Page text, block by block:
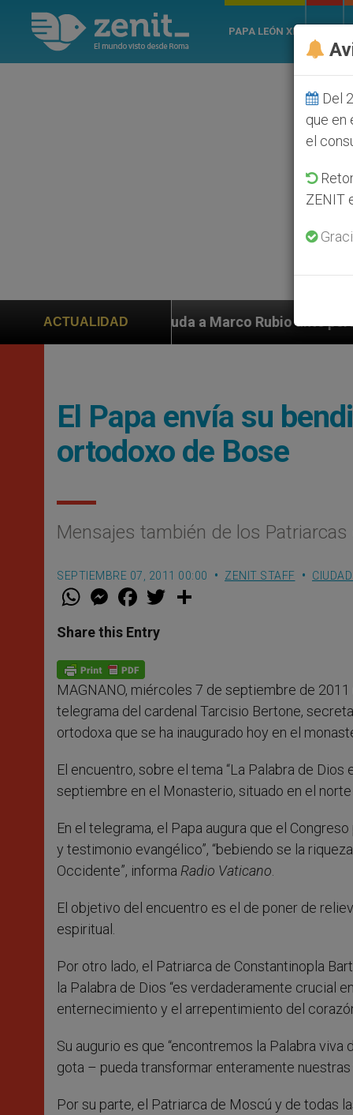
PAPA LEÓN XIV
ACTUALIDAD
ayuda a Marco Rubio ante persecución de colonos
El Papa envía su
ortodoxo de Bose
Mensajes también de los
SEPTIEMBRE 07, 2011 00:00 ZENIT STAFF
W
t
s
p
p
M
e
s
e
g
e
r
F
a
e
b
o
k
w
Share this Entry
MAGNANO, miércoles 7 de septiembre de 2011
telegrama del cardenal Tarcisio Bertone,
ortodoxa que se ha inaugurado hoy en el
El encuentro, sobre el tema “La Palabra de
septiembre en el Monasterio, situado en el norte
En el telegrama, el Papa augura que el
y testimonio evangélico”, “bebiendo se la
Occidente”, informa Radio Vaticano.
El objetivo del encuentro es el de poner de
espiritual.
Por otro lado, el Patriarca de Constantinopla
la Palabra de Dios “es verdaderamente crucial
enternecimiento y el arrepentimiento del
Su augurio es que “encontremos la Palabra
gota – pueda transformar enteramente
Por su parte, el Patriarca de Moscú y de todas
Del
que en
el
ZENIT